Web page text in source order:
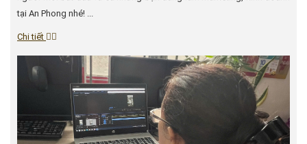
tại An Phong nhé! ...
Chi tiết